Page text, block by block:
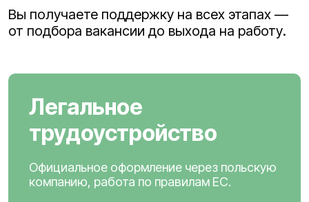
Вы получаете поддержку на всех этапах —
от подбора вакансии до выхода на работу.
Легальное
трудоустройство
Официальное оформление через польскую
компанию, работа по правилам ЕС.